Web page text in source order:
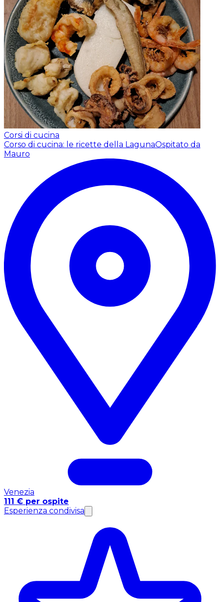
Corsi di cucina
Corso di cucina: le ricette della LagunaOspitato da
Mauro
Venezia
111 € per ospite
Esperienza condivisa